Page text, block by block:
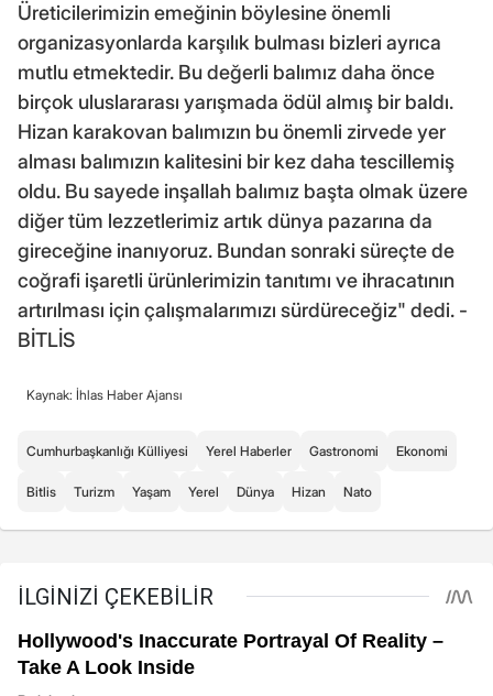
Üreticilerimizin emeğinin böylesine önemli
organizasyonlarda karşılık bulması bizleri ayrıca
mutlu etmektedir. Bu değerli balımız daha önce
birçok uluslararası yarışmada ödül almış bir baldı.
Hizan karakovan balımızın bu önemli zirvede yer
alması balımızın kalitesini bir kez daha tescillemiş
oldu. Bu sayede inşallah balımız başta olmak üzere
diğer tüm lezzetlerimiz artık dünya pazarına da
gireceğine inanıyoruz. Bundan sonraki süreçte de
coğrafi işaretli ürünlerimizin tanıtımı ve ihracatının
artırılması için çalışmalarımızı sürdüreceğiz" dedi. -
BİTLİS
Kaynak: İhlas Haber Ajansı
Cumhurbaşkanlığı Külliyesi Yerel Haberler Gastronomi Ekonomi
Bitlis Turizm Yaşam Yerel Dünya Hizan Nato